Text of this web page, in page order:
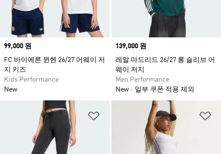
Price
99,000 원
FC 바이에른 뮌헨 26/27 어웨이 저
지 키즈
Kids Performance
New
Price
139,000 원
레알 마드리드 26/27 롱 슬리브 어
웨이 저지
Men Performance
New
일부 쿠폰 적용 제외
위시리스트 담기